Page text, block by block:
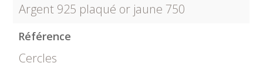
Argent 925 plaqué or jaune 750
Référence
Cercles